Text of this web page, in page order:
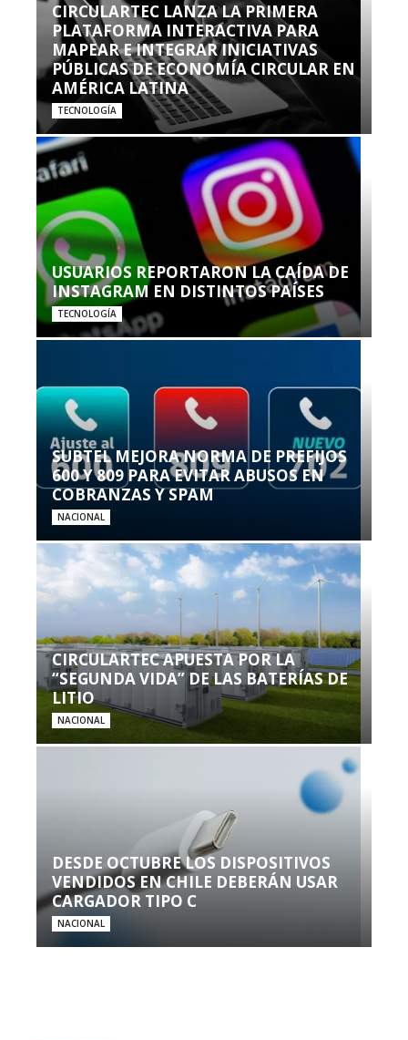
CIRCULARTEC LANZA LA PRIMERA
PLATAFORMA INTERACTIVA PARA
MAPEAR E INTEGRAR INICIATIVAS
PÚBLICAS DE ECONOMÍA CIRCULAR EN
AMÉRICA LATINA
TECNOLOGÍA
USUARIOS REPORTARON LA CAÍDA DE
INSTAGRAM EN DISTINTOS PAÍSES
TECNOLOGÍA
SUBTEL MEJORA NORMA DE PREFIJOS
600 Y 809 PARA EVITAR ABUSOS EN
COBRANZAS Y SPAM
NACIONAL
CIRCULARTEC APUESTA POR LA
“SEGUNDA VIDA” DE LAS BATERÍAS DE
LITIO
NACIONAL
DESDE OCTUBRE LOS DISPOSITIVOS
VENDIDOS EN CHILE DEBERÁN USAR
CARGADOR TIPO C
NACIONAL